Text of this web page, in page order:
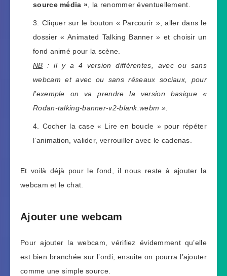
source média », la renommer éventuellement.
Cliquer sur le bouton « Parcourir », aller dans le
dossier « Animated Talking Banner » et choisir un
fond animé pour la scène.
NB : il y a 4 version différentes, avec ou sans
webcam et avec ou sans réseaux sociaux, pour
l’exemple on va prendre la version basique «
Rodan-talking-banner-v2-blank.webm ».
Cocher la case « Lire en boucle » pour répéter
l’animation, valider, verrouiller avec le cadenas.
Et voilà déjà pour le fond, il nous reste à ajouter la
webcam et le chat.
Ajouter une webcam
Pour ajouter la webcam, vérifiez évidemment qu’elle
est bien branchée sur l’ordi, ensuite on pourra l’ajouter
comme une simple source.